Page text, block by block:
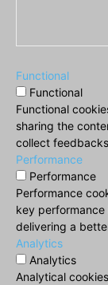
Functional
Functional
Functional
sharing the
collect
Performance
Performance
Performance
key
delivering a
Analytics
Analytics
Analytical